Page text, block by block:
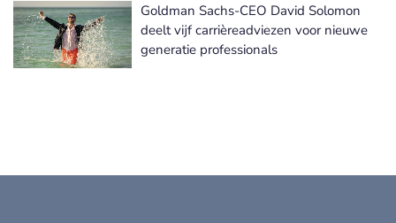
Goldman Sachs-CEO David Solomon
deelt vijf carrièreadviezen voor nieuwe
generatie professionals